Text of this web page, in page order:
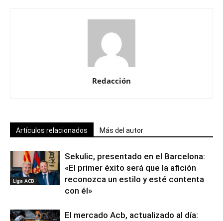
Redacción
Artículos relacionados Más del autor
Liga ACB
Sekulic, presentado en el Barcelona:
«El primer éxito será que la afición
reconozca un estilo y esté contenta
con él»
El mercado Acb, actualizado al día: